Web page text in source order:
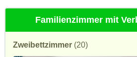
Familienzimmer mit
Zweibettzimmer (20)